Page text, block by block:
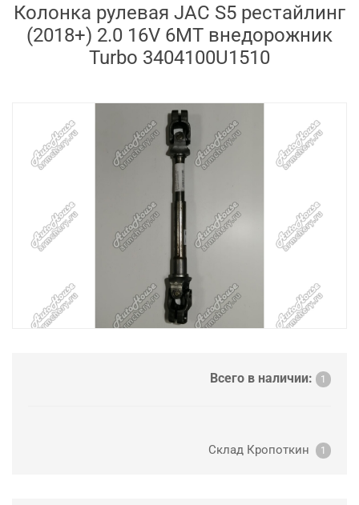
Колонка рулевая JAC S5 рестайлинг
(2018+) 2.0 16V 6MT внедорожник
Turbo 3404100U1510
Всего в наличии: 1
Склад Кропоткин 1